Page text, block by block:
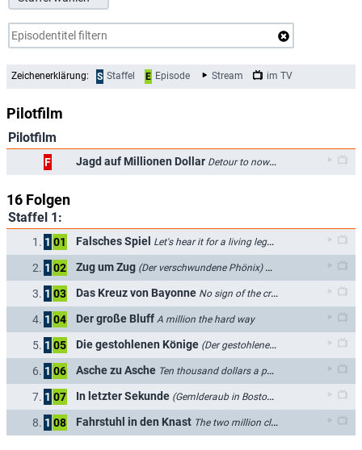
Zeichenerklärung: S Staffel E Episode Stream im TV
Pilotfilm
Pilotfilm
F Jagd auf Millionen Dollar Detour to nowhere
16 Folgen
Staffel 1:
1. 1 01 Falsches Spiel Let's hear it for a living legend
2. 1 02 Zug um Zug (Der verschwundene Phönix) Project Phoenix
3. 1 03 Das Kreuz von Bayonne No sign of the cross
4. 1 04 Der große Bluff A million the hard way
5. 1 05 Die gestohlenen Könige (Der gestohlene König) To steal a
6. 1 06 Asche zu Asche Ten thousand dollars a page
7. 1 07 In letzter Sekunde (Gemlderaub in Boston) The greatest
8. 1 08 Fahrstuhl in den Knast The two million clams of Cap'n Jack